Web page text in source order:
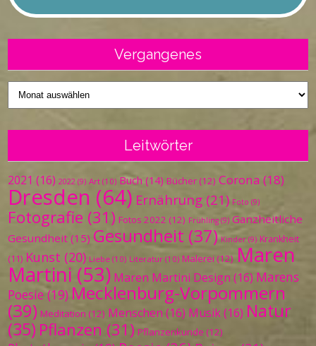
Vergangenes
Vergangenes
Leitwörter
2021 (16) 2022 (9) Art (10) Buch (14) Bücher (12) Corona (18)
Dresden (64) Ernährung (21) Foto (9)
Fotografie (31) Fotos 2022 (12) Frühling (9) Ganzheitliche
Gesundheit (15) Gesundheit (37) Kinder (9) Krankheit
(11) Kunst (20) Liebe (10) Literatur (10) Malerei (12) Maren
Martini (53) Maren Martini Design (16) Marens
Poesie (19) Mecklenburg-Vorpommern
(39) Meditation (12) Menschen (16) Musik(16) Natur
(35) Pflanzen (31) Pflanzenkunde (12)